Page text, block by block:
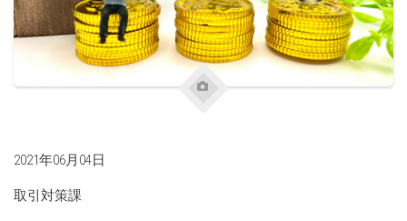
2021年06月04日
取引対策課